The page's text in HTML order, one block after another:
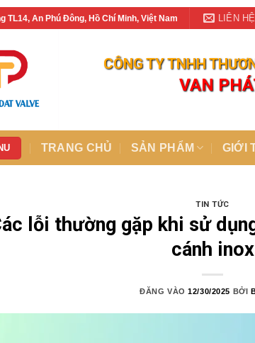
TL14, An Phú Đông, Hồ Chí Minh, Việt Nam LIÊN HỆ
CÔNG TY TNHH
VAN
TRANG CHỦ SẢN PHẨM GIỚI
TIN TỨC
lỗi thường gặp khi sử
cánh inox
ĐĂNG VÀO12/30/2025 BỞI